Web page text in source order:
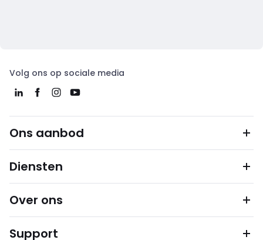
Volg ons op sociale media
Ons aanbod
Diensten
Over ons
Support